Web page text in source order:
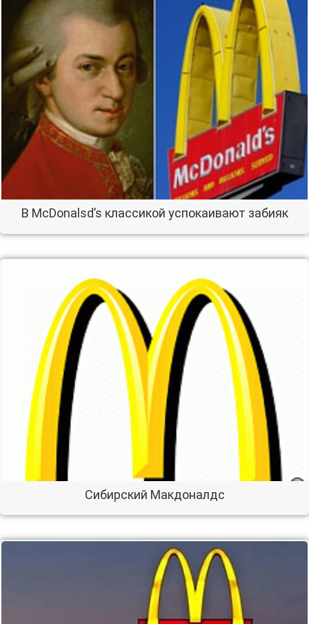
В McDonalsd’s классикой успокаивают забияк
Сибирский Макдоналдс